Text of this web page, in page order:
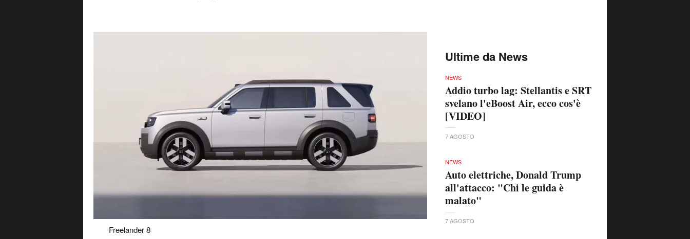
Freelander 8
Ultime da News
NEWS
Addio turbo lag: Stellantis e SRT
svelano l'eBoost Air, ecco cos'è
[VIDEO]
7 AGOSTO
NEWS
Auto elettriche, Donald Trump
all'attacco: "Chi le guida è
malato"
7 AGOSTO